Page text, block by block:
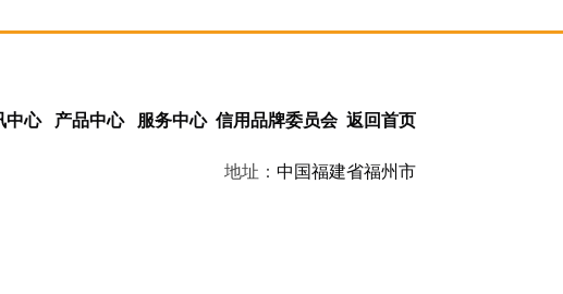
中心 产品中心 服务中心 信用品牌委员会 返回首页
地址：中国福建省福州市